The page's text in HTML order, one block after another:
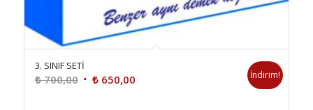
3. SINIF SETİ
₺700,00 Orijinal
₺650,00Şu
İndirim!